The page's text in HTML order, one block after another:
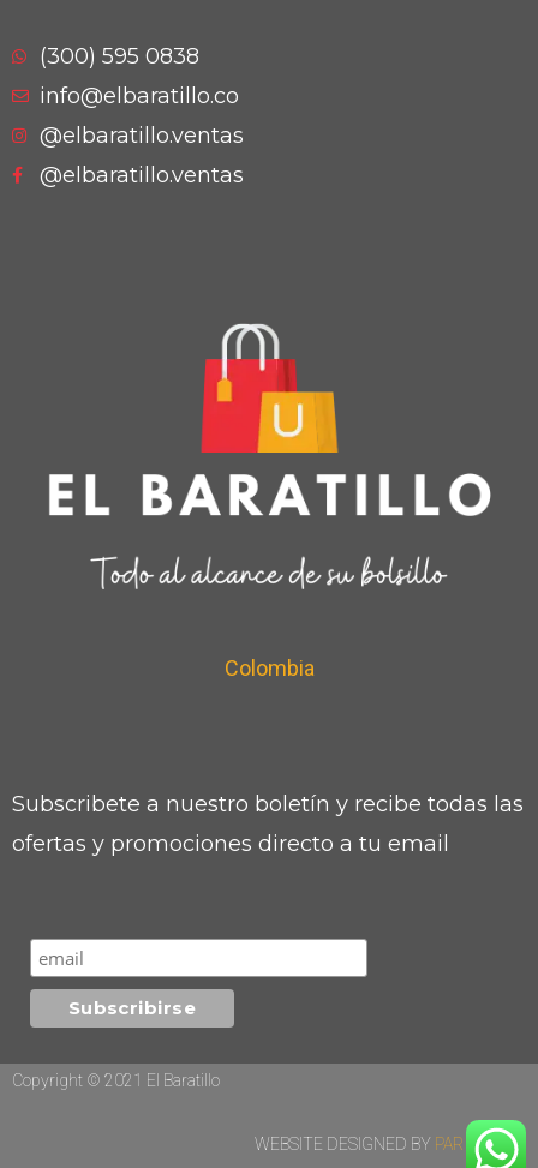
(300) 595 0838
info@elbaratillo.co
@elbaratillo.ventas
@elbaratillo.ventas
Colombia
Subscribete a nuestro boletín y recibe todas las
ofertas y promociones directo a tu email
Copyright © 2021 El Baratillo
WEBSITE DESIGNED BY PAR DIGITAL